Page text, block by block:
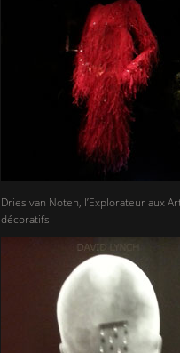
Dries van Noten, l’Explorateur aux
décoratifs.